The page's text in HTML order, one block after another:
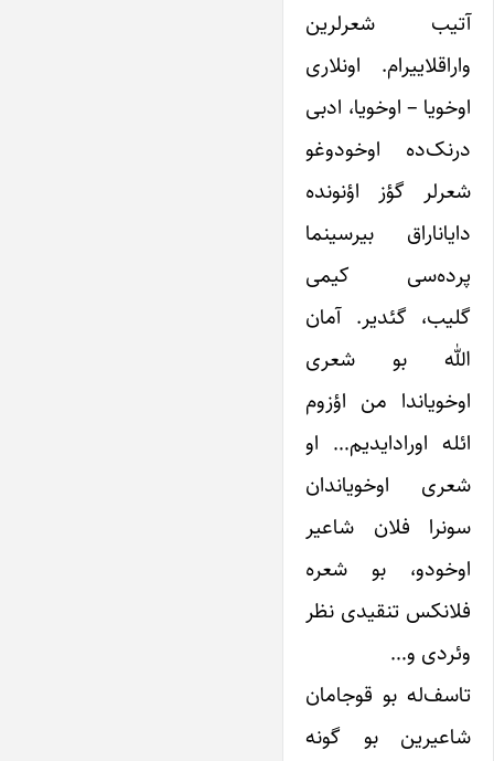
آتیب شعرلرین
واراقلاییرام. اونلاری
اوخویا – اوخویا، ادبی
درنک‌ده اوخودوغو
شعرلر گؤز اؤنونده
دایاناراق بیر‌سینما
پرده‌سی کیمی
گلیب، گئدیر. آمان
الله بو شعری
اوخویاندا من اؤزوم
ائله اورادایدیم… او
شعری اوخویاندان
سونرا فلان شاعیر
اوخودو، بو شعره
فلانکس تنقیدی نظر
وئردی و…
تاسف‌له بو قوجامان
شاعیرین بو گونه